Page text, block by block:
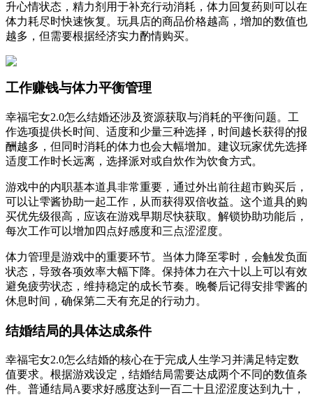
升心情状态，精力剂用于补充行动消耗，体力回复药则可以在
体力耗尽时快速恢复。玩具店的商品价格越高，增加的数值也
越多，但需要根据经济实力酌情购买。
工作赚钱与体力平衡管理
幸福宅女2.0怎么结婚还涉及资源获取与消耗的平衡问题。工
作选项提供长时间、适度和少量三种选择，时间越长获得的报
酬越多，但同时消耗的体力也会大幅增加。建议玩家优先选择
适度工作时长远离，选择派对或自炊作为饮食方式。
游戏中的内职基本道具非常重要，通过外出前往超市购买后，
可以让雫酱协助一起工作，从而获得双倍收益。这个道具的购
买优先级很高，应该在游戏早期尽快获取。解锁协助功能后，
每次工作可以增加四点好感度和三点涩涩度。
体力管理是游戏中的重要环节。当体力降至零时，会触发负面
状态，导致各项效率大幅下降。保持体力在六十以上可以有效
避免疲劳状态，维持稳定的成长节奏。晚餐后记得安排雫酱的
休息时间，确保第二天有充足的行动力。
结婚结局的具体达成条件
幸福宅女2.0怎么结婚的核心在于完成人生学习并满足特定数
值要求。根据游戏设定，结婚结局需要达成两个不同的数值条
件。普通结局A要求好感度达到一百二十且涩涩度达到九十，